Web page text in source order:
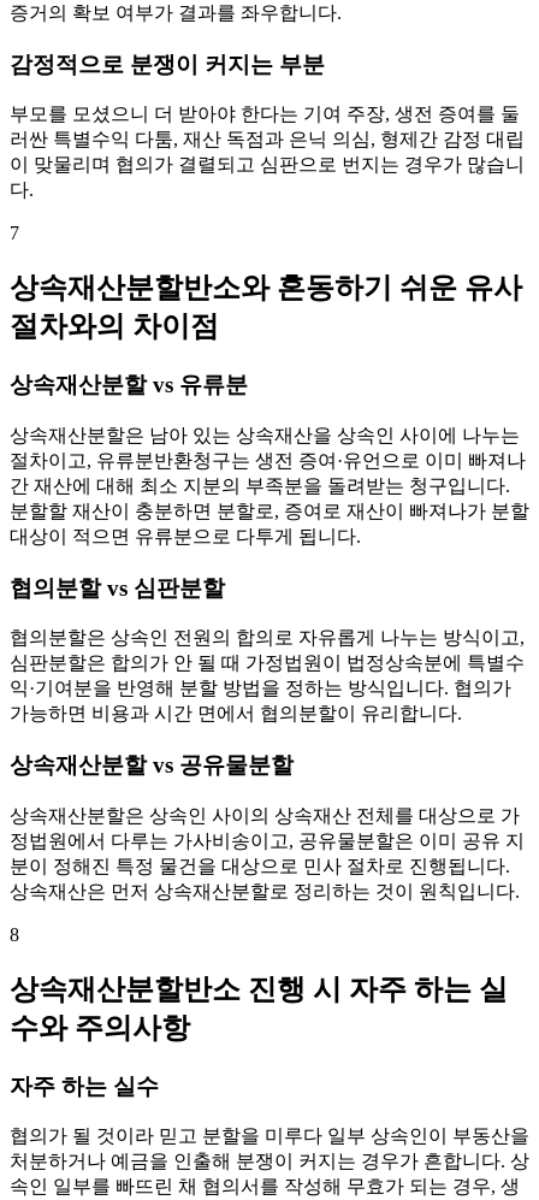
증거의 확보 여부가 결과를 좌우합니다.
감정적으로 분쟁이 커지는 부분
부모를 모셨으니 더 받아야 한다는 기여 주장, 생전 증여를 둘
러싼 특별수익 다툼, 재산 독점과 은닉 의심, 형제간 감정 대립
이 맞물리며 협의가 결렬되고 심판으로 번지는 경우가 많습니
다.
7
상속재산분할반소와 혼동하기 쉬운 유사
절차와의 차이점
상속재산분할 vs 유류분
상속재산분할은 남아 있는 상속재산을 상속인 사이에 나누는
절차이고, 유류분반환청구는 생전 증여·유언으로 이미 빠져나
간 재산에 대해 최소 지분의 부족분을 돌려받는 청구입니다.
분할할 재산이 충분하면 분할로, 증여로 재산이 빠져나가 분할
대상이 적으면 유류분으로 다투게 됩니다.
협의분할 vs 심판분할
협의분할은 상속인 전원의 합의로 자유롭게 나누는 방식이고,
심판분할은 합의가 안 될 때 가정법원이 법정상속분에 특별수
익·기여분을 반영해 분할 방법을 정하는 방식입니다. 협의가
가능하면 비용과 시간 면에서 협의분할이 유리합니다.
상속재산분할 vs 공유물분할
상속재산분할은 상속인 사이의 상속재산 전체를 대상으로 가
정법원에서 다루는 가사비송이고, 공유물분할은 이미 공유 지
분이 정해진 특정 물건을 대상으로 민사 절차로 진행됩니다.
상속재산은 먼저 상속재산분할로 정리하는 것이 원칙입니다.
8
상속재산분할반소 진행 시 자주 하는 실
수와 주의사항
자주 하는 실수
협의가 될 것이라 믿고 분할을 미루다 일부 상속인이 부동산을
처분하거나 예금을 인출해 분쟁이 커지는 경우가 흔합니다. 상
속인 일부를 빠뜨린 채 협의서를 작성해 무효가 되는 경우, 생